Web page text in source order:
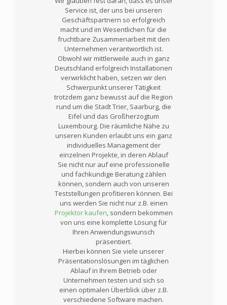
Service ist, der uns bei unseren
Geschäftspartnern so erfolgreich
macht und im Wesentlichen für die
fruchtbare Zusammenarbeit mit den
Unternehmen verantwortlich ist.
Obwohl wir mittlerweile auch in ganz
Deutschland erfolgreich Installationen
verwirklicht haben, setzen wir den
Schwerpunkt unserer Tätigkeit
trotzdem ganz bewusst auf die Region
rund um die Stadt Trier, Saarburg, die
Eifel und das Großherzogtum
Luxembourg. Die räumliche Nähe zu
unseren Kunden erlaubt uns ein ganz
individuelles Management der
einzelnen Projekte, in deren Ablauf
Sie nicht nur auf eine professionelle
und fachkundige Beratung zählen
können, sondern auch von unseren
Teststellungen profitieren können. Bei
uns werden Sie nicht nur z.B. einen
Projektor kaufen, sondern bekommen
von uns eine komplette Lösung für
Ihren Anwendungswunsch
präsentiert.
Hierbei können Sie viele unserer
Präsentationslösungen im täglichen
Ablauf in Ihrem Betrieb oder
Unternehmen testen und sich so
einen optimalen Überblick über z.B.
verschiedene Software machen.